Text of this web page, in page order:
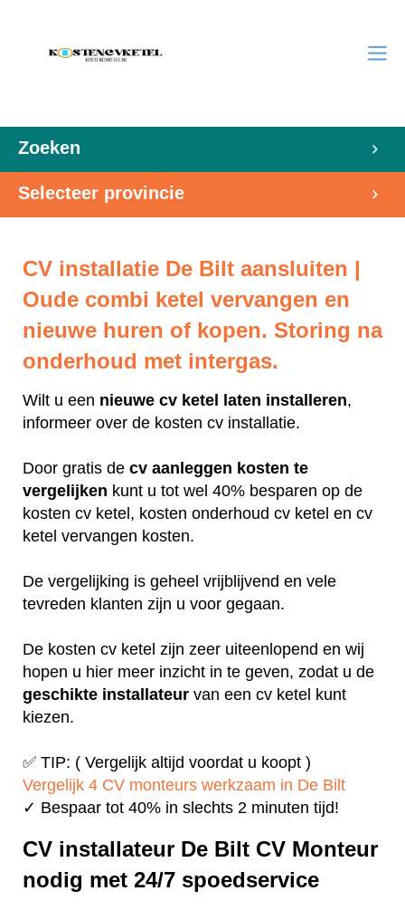
Zoeken
Selecteer provincie
CV installatie De Bilt aansluiten |
Oude combi ketel vervangen en
nieuwe huren of kopen. Storing na
onderhoud met intergas.
Wilt u een nieuwe cv ketel laten installeren,
informeer over de kosten cv installatie.
Door gratis de cv aanleggen kosten te
vergelijken kunt u tot wel 40% besparen op de
kosten cv ketel, kosten onderhoud cv ketel en cv
ketel vervangen kosten.
De vergelijking is geheel vrijblijvend en vele
tevreden klanten zijn u voor gegaan.
De kosten cv ketel zijn zeer uiteenlopend en wij
hopen u hier meer inzicht in te geven, zodat u de
geschikte installateur van een cv ketel kunt
kiezen.
✅ TIP: ( Vergelijk altijd voordat u koopt )
Vergelijk 4 CV monteurs werkzaam in De Bilt
✓ Bespaar tot 40% in slechts 2 minuten tijd!
CV installateur De Bilt CV Monteur
nodig met 24/7 spoedservice